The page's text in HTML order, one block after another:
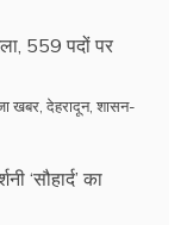
559 पदों पर
खबर, देहरादून, शासन-
‘सौहार्द’ का